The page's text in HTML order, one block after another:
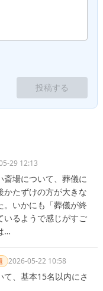
投稿する
29 12:13
斎場について、葬儀に
かたずけの方が大きな
。いかにも「葬儀が終
いるようで感じがすご
…
2026-05-22 10:58
、基本15名以内にさ